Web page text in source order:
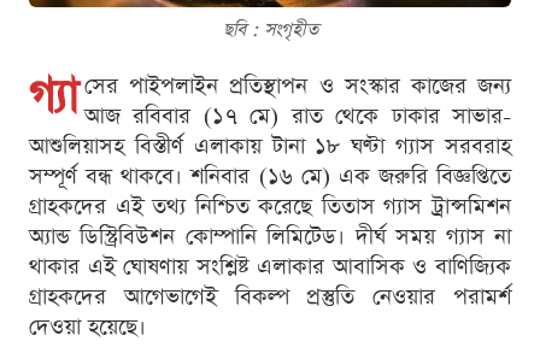
ছবি : সংগৃহীত
গ্যা সের পাইপলাইন প্রতিস্থাপন ও সংস্কার কাজের জন্য
আজ রবিবার (১৭ মে) রাত থেকে ঢাকার সাভার-
আশুলিয়াসহ বিস্তীর্ণ এলাকায় টানা ১৮ ঘণ্টা গ্যাস সরবরাহ
সম্পূর্ণ বন্ধ থাকবে। শনিবার (১৬ মে) এক জরুরি বিজ্ঞপ্তিতে
গ্রাহকদের এই তথ্য নিশ্চিত করেছে তিতাস গ্যাস ট্রান্সমিশন
অ্যান্ড ডিস্ট্রিবিউশন কোম্পানি লিমিটেড। দীর্ঘ সময় গ্যাস না
থাকার এই ঘোষণায় সংশ্লিষ্ট এলাকার আবাসিক ও বাণিজ্যিক
গ্রাহকদের আগেভাগেই বিকল্প প্রস্তুতি নেওয়ার পরামর্শ
দেওয়া হয়েছে।